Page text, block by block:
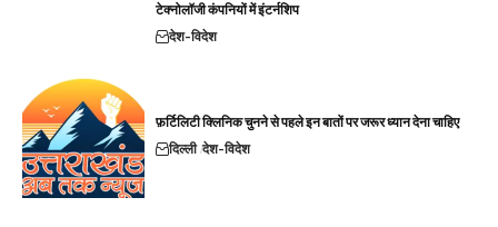
टेक्नोलॉजी कंपनियों में इंटर्नशिप
देश-विदेश
फ़र्टिलिटी क्लिनिक चुनने से पहले इन बातों पर जरूर ध्यान देना चाहिए
दिल्ली देश-विदेश